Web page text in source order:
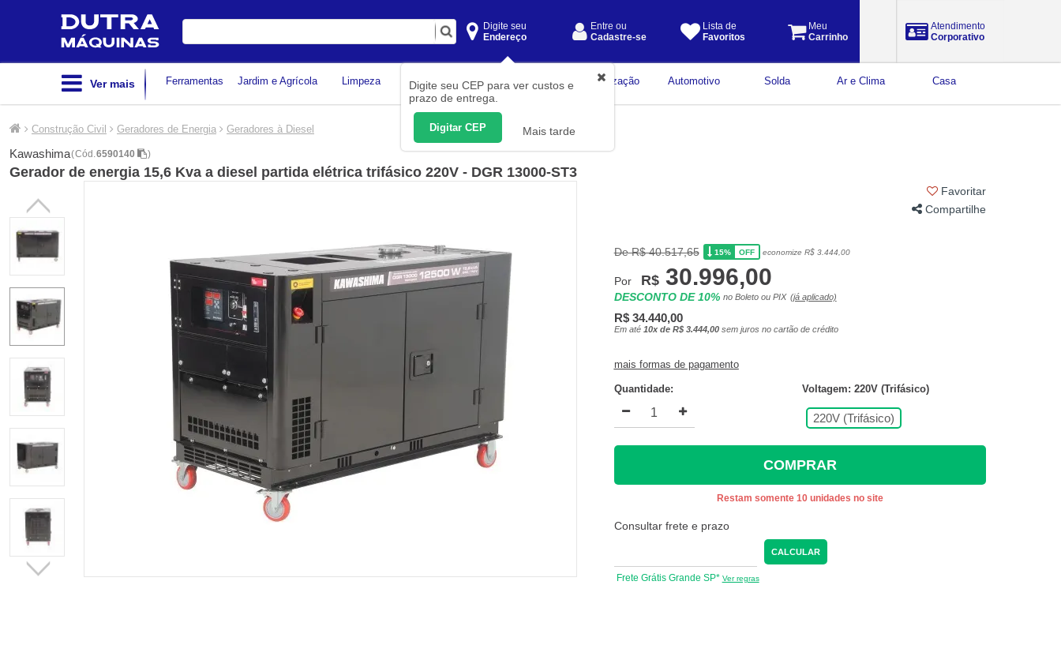
Digite
Digite seu
Endereço
Digite seu CEP para ver custos e
prazo de entrega.
Digitar CEP Mais tarde
Entre ou
Cadastre-se
Lista de
Favoritos
Meu
Carrinho
Atendimento
Corporativo
Ver mais Ferramentas Jardim e Agrícola Limpeza Construção Civil
Medição
Organização Automotivo Solda Ar e Clima Casa
Construção Civil Geradores de Energia Geradores à Diesel
Kawashima(Cód. 6590140 )
Gerador de energia 15,6 Kva a diesel partida elétrica trifásico 220V - DGR 13000-ST3
Favoritar
Compartilhe
De R$ 40.517,65 15% OFF economize R$ 3.444,00
Por R$ 30.996,00
DESCONTO DE 10% no Boleto ou PIX (já aplicado)
R$ 34.440,00
Em até 10x de R$ 3.444,00sem juros no cartão de crédito
mais formas de pagamento
Quantidade: Voltagem: 220V (Trifásico)
220V (Trifásico)
COMPRAR
Restam somente 10 unidades no site
Consultar frete e prazo
CALCULAR
Frete Grátis Grande SP* Ver regras